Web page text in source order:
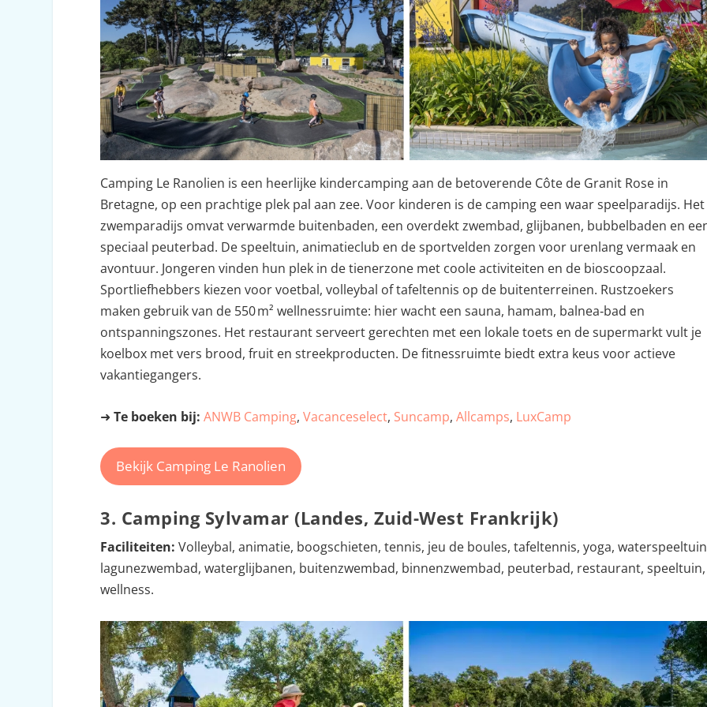
Camping Le Ranolien is een heerlijke kindercamping aan de betoverende Côte de Granit Rose in
Bretagne, op een prachtige plek pal aan zee. Voor kinderen is de camping een waar speelparadijs. Het
zwemparadijs omvat verwarmde buitenbaden, een overdekt zwembad, glijbanen, bubbelbaden en
speciaal peuterbad. De speeltuin, animatieclub en de sportvelden zorgen voor urenlang vermaak en
avontuur. Jongeren vinden hun plek in de tienerzone met coole activiteiten en de bioscoopzaal.
Sportliefhebbers kiezen voor voetbal, volleybal of tafeltennis op de buitenterreinen. Rustzoekers
maken gebruik van de 550 m² wellnessruimte: hier wacht een sauna, hamam, balnea‑bad en
ontspanningszones. Het restaurant serveert gerechten met een lokale toets en de supermarkt vult je
koelbox met vers brood, fruit en streekproducten. De fitnessruimte biedt extra keus voor actieve
vakantiegangers.
➜ Te boeken bij: ANWB Camping,Vacanceselect, Suncamp,Allcamps, LuxCamp
Bekijk Camping Le Ranolien
3. Camping Sylvamar (Landes, Zuid-West Frankrijk)
Faciliteiten: Volleybal, animatie, boogschieten, tennis, jeu de boules, tafeltennis, yoga,
lagunezwembad, waterglijbanen, buitenzwembad, binnenzwembad, peuterbad, restaurant, speeltuin,
wellness.